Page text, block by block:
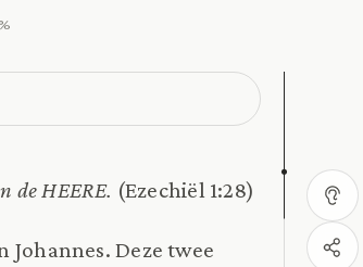
de HEERE. (Ezechiël 1:28)
Deze twee